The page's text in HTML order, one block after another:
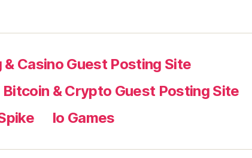
& Casino Guest Posting Site
Bitcoin & Crypto Guest Posting Site
Io Games